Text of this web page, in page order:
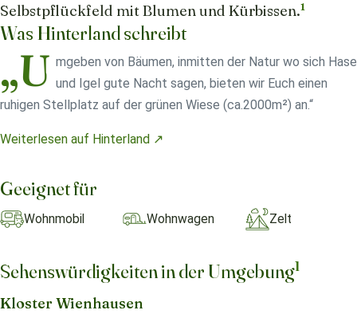
Selbstpflückfeld mit Blumen und Kürbissen.1
Was Hinterland schreibt
„U mgeben von Bäumen​,​ inmitten der Natur wo sich Hase
und Igel gute Nacht sagen​,​ bieten wir Euch einen
ruhigen Stellplatz auf der grünen Wiese (ca.2000m²) an.“
Weiterlesen auf Hinterland ↗
Geeignet für
Wohnmobil Wohnwagen Zelt
Sehenswürdigkeiten in der Umgebung1
Kloster Wienhausen